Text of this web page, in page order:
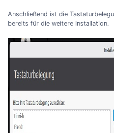
Anschließend ist die
bereits für die weitere Installation.